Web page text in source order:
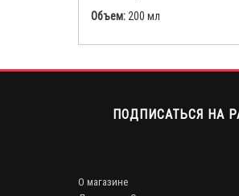
Объем: 200 мл
ПОДПИСАТЬСЯ НА
О магазине